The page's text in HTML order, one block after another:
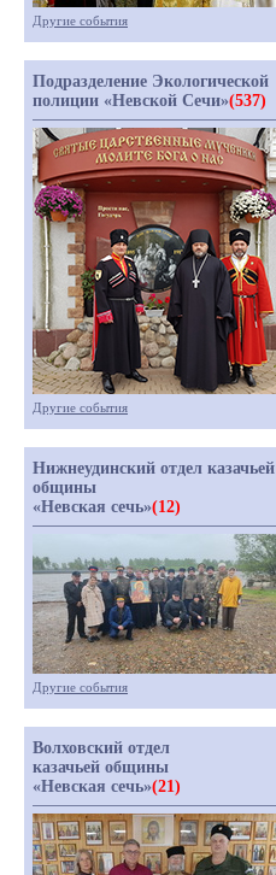
Другие события
Подразделение Экологической
полиции «Невской Сечи»(537)
Другие события
Нижнеудинский отдел казачьей
общины
«Невская сечь»(12)
Другие события
Волховский отдел
казачьей общины
«Невская сечь»(21)